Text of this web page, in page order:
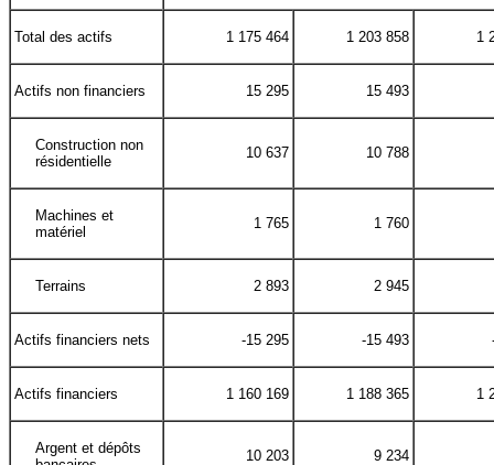
Total des actifs 1 175 464 1 203 858 1
Actifs non financiers 15 295 15 493
Construction non
résidentielle
10 637 10 788
Machines et
matériel
1 765 1 760
Terrains 2 893 2 945
Actifs financiers nets -15 295 -15 493
Actifs financiers 1 160 169 1 188 365 1
Argent et dépôts
10 203 9 234